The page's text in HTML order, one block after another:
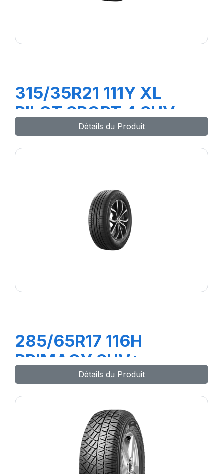
315/35R21 111Y XL
PILOT SPORT 4 SUV
Détails du Produit
285/65R17 116H
PRIMACY SUV+
Détails du Produit